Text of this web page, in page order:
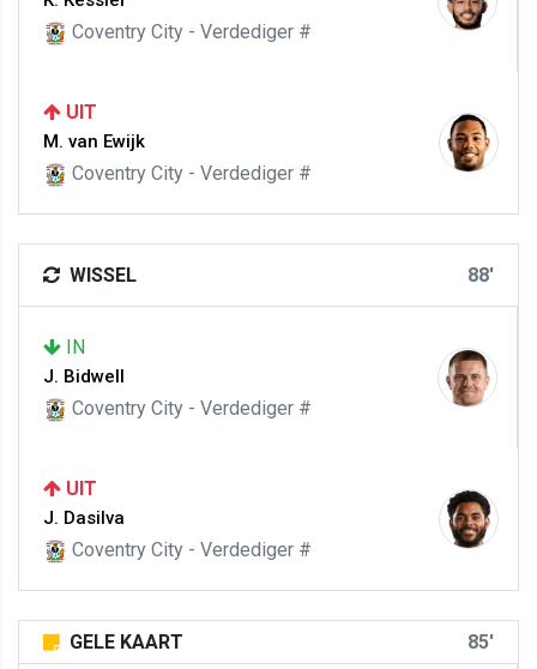
Coventry City - Verdediger #
UIT
M. van Ewijk
Coventry City - Verdediger #
WISSEL 88'
IN
J. Bidwell
Coventry City - Verdediger #
UIT
J. Dasilva
Coventry City - Verdediger #
GELE KAART 85'